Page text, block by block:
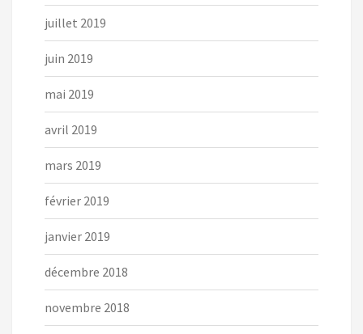
juillet 2019
juin 2019
mai 2019
avril 2019
mars 2019
février 2019
janvier 2019
décembre 2018
novembre 2018